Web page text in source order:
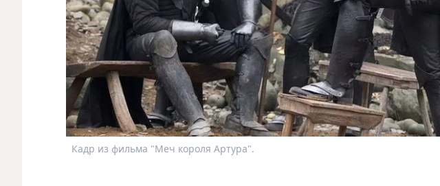
Кадр из фильма "Меч короля Артура".